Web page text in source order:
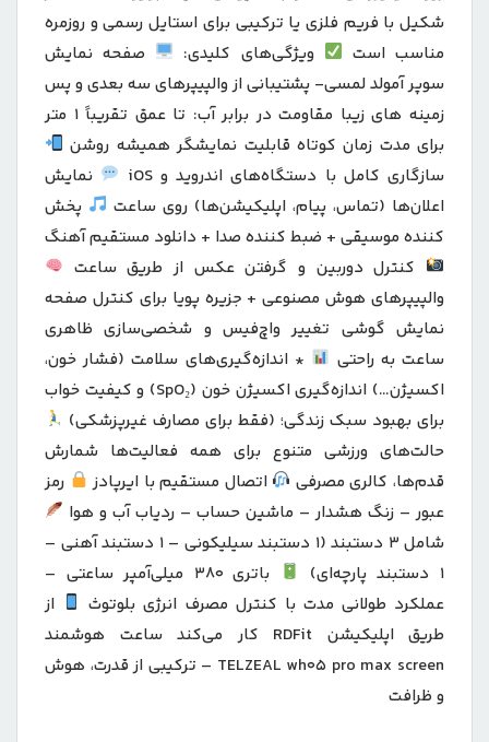
شکیل با فریم فلزی یا ترکیبی برای استایل رسمی و روزمره
مناسب است
ویژگی‌های کلیدی:
صفحه نمایش
سوپر آمولد لمسی- پشتیبانی از والپیپرهای سه بعدی و پس
زمینه های زیبا مقاومت در برابر آب: تا عمق تقریباً 1 متر
برای مدت زمان کوتاه قابلیت نمایشگر همیشه روشن
سازگاری کامل با دستگاه‌های اندروید و iOS
نمایش
اعلان‌ها (تماس، پیام، اپلیکیشن‌ها) روی ساعت
پخش
کننده موسیقی + ضبط کننده صدا + دانلود مستقیم آهنگ
کنترل دوربین و گرفتن عکس از طریق ساعت
والپیپرهای هوش مصنوعی + جزیره پویا برای کنترل صفحه
نمایش گوشی تغییر واچ‌فیس و شخصی‌سازی ظاهری
ساعت به راحتی
* اندازه‌گیری‌های سلامت (فشار خون،
اکسیژن…) اندازه‌گیری اکسیژن خون (SpO₂) و کیفیت خواب
برای بهبود سبک زندگی؛ (فقط برای مصارف غیرپزشکی)
حالت‌های ورزشی متنوع برای همه فعالیت‌ها شمارش
قدم‌ها، کالری مصرفی
اتصال مستقیم با ایرپادز
رمز
عبور – زنگ هشدار – ماشین حساب – ردیاب آب و هوا
شامل 3 دستبند (1 دستبند سیلیکونی – 1 دستبند آهنی –
1 دستبند پارچه‌ای)
باتری 380 میلی‌آمپر ساعتی –
عملکرد طولانی مدت با کنترل مصرف انرژی بلوتوث
از
طریق اپلیکیشن RDFit کار می‌کند ساعت هوشمند
TELZEAL wh05 pro max screen – ترکیبی از قدرت، هوش
و ظرافت